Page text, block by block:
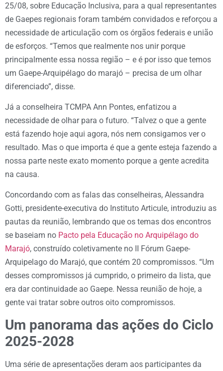
25/08, sobre Educação Inclusiva, para a qual representantes
de Gaepes regionais foram também convidados e reforçou a
necessidade de articulação com os órgãos federais e união
de esforços. “Temos que realmente nos unir porque
principalmente essa nossa região – e é por isso que temos
um Gaepe-Arquipélago do marajó – precisa de um olhar
diferenciado”, disse.
Já a conselheira TCMPA Ann Pontes, enfatizou a
necessidade de olhar para o futuro. “Talvez o que a gente
está fazendo hoje aqui agora, nós nem consigamos ver o
resultado. Mas o que importa é que a gente esteja fazendo a
nossa parte neste exato momento porque a gente acredita
na causa.
Concordando com as falas das conselheiras, Alessandra
Gotti, presidente-executiva do Instituto Articule, introduziu as
pautas da reunião, lembrando que os temas dos encontros
se baseiam no Pacto pela Educação no Arquipélago do
Marajó, construído coletivamente no II Fórum Gaepe-
Arquipelago do Marajó, que contém 20 compromissos. “Um
desses compromissos já cumprido, o primeiro da lista, que
era dar continuidade ao Gaepe. Nessa reunião de hoje, a
gente vai tratar sobre outros oito compromissos.
Um panorama das ações do Ciclo
2025-2028
Uma série de apresentações deram aos participantes da